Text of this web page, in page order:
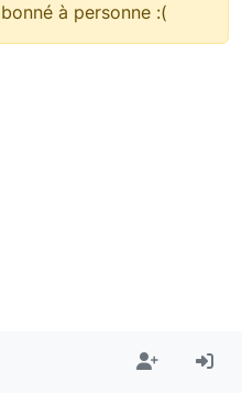
à personne :(